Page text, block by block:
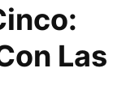
Las